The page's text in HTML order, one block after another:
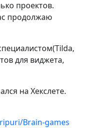
проектов.
продолжаю
для виджета,
на Хекслете.
Brain-games